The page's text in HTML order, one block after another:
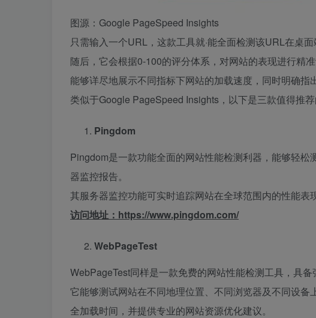
图源：Google PageSpeed Insights
只需输入一个URL，这款工具就·能全面检测该URL在桌
随后，它会根据0-100的评分体系，对网站的表现进行精准
能够详尽地展示不同指标下网站的加载速度，同时明确指
类似于Google PageSpeed Insights，以下是三款值得推
Pingdom
Pingdom是一款功能全面的网站性能检测利器，能够轻
器监控报告。
其服务器监控功能可实时追踪网站在全球范围内的性能表现
访问地址： https://www.pingdom.com/
WebPageTest
WebPageTest同样是一款免费的网站性能检测工具，具备
它能够测试网站在不同地理位置、不同浏览器及不同设
全加载时间，并提供专业的网站资源优化建议。